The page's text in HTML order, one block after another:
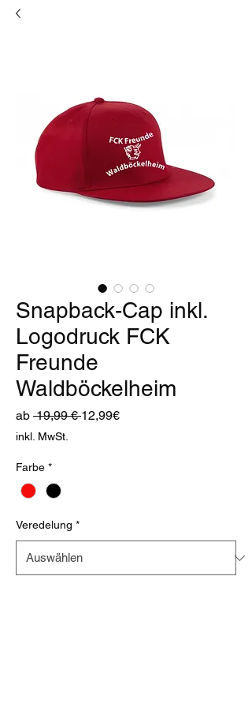
Snapback-Cap inkl.
Logodruck FCK
Freunde
Waldböckelheim
ab 19,99 € Standardpreis
12,99€Sale-
inkl. MwSt.
Farbe *
Veredelung *